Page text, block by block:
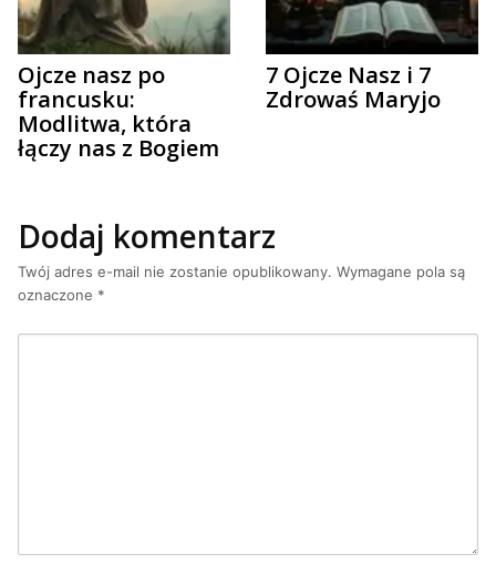
Ojcze nasz po
francusku:
Modlitwa, która
łączy nas z Bogiem
7 Ojcze Nasz i 7
Zdrowaś Maryjo
Dodaj komentarz
Twój adres e-mail nie zostanie opublikowany. Wymagane pola są
oznaczone *